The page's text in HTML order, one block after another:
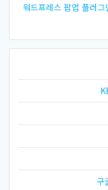
워드프레스 팝업 플러
구